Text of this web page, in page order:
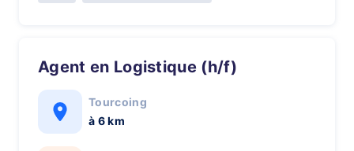
Agent en Logistique (h/f)
Tourcoing
à 6 km